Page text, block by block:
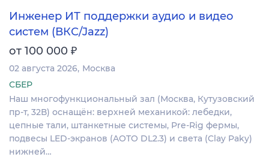
Инженер ИТ поддержки аудио и видео
систем (ВКС/Jazz)
от 100 000 ₽
02 августа 2026 Москва
СБЕР
Наш многофункциональный зал (Москва, Кутузовский
пр-т, 32В) оснащён: верхней механикой: лебедки,
цепные тали, штанкетные системы, Pre-Rig фермы,
подвесы LED-экранов (AOTO DL2.3) и света (Clay Paky)
нижней…